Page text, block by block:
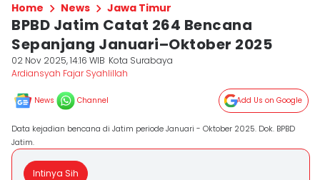
Home News Jawa Timur
BPBD Jatim Catat 264 Bencana
Sepanjang Januari–Oktober 2025
02 Nov 2025, 14:16 WIB Kota Surabaya
Ardiansyah Fajar Syahlillah
News Channel Add Us on Google
Data kejadian bencana di Jatim periode Januari - Oktober 2025. Dok. BPBD
Jatim.
Intinya Sih